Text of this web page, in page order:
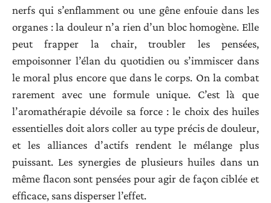
nerfs qui s’enflamment ou une gêne enfouie dans les
organes : la douleur n’a rien d’un bloc homogène. Elle
peut frapper la chair, troubler les pensées,
empoisonner l’élan du quotidien ou s’immiscer dans
le moral plus encore que dans le corps. On la combat
rarement avec une formule unique. C’est là que
l’aromathérapie dévoile sa force : le choix des huiles
essentielles doit alors coller au type précis de douleur,
et les alliances d’actifs rendent le mélange plus
puissant. Les synergies de plusieurs huiles dans un
même flacon sont pensées pour agir de façon ciblée et
efficace, sans disperser l’effet.